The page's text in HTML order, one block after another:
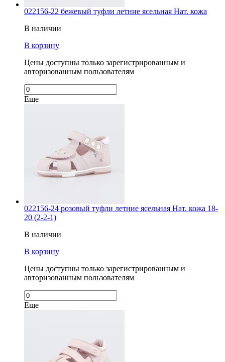
022156-22 бежевый туфли летние ясельная Нат. кожа
В наличии
В корзину
Цены доступны только зарегистрированным и
авторизованным пользователям
Еще
022156-24 розовый туфли летние ясельная Нат. кожа 18-
20 (2-2-1)
В наличии
В корзину
Цены доступны только зарегистрированным и
авторизованным пользователям
Еще